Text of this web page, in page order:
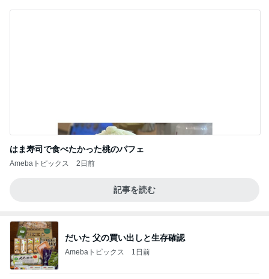
はま寿司で食べたかった桃のパフェ
Amebaトピックス 2日前
記事を読む
だいた 父の買い出しと生存確認
Amebaトピックス 1日前